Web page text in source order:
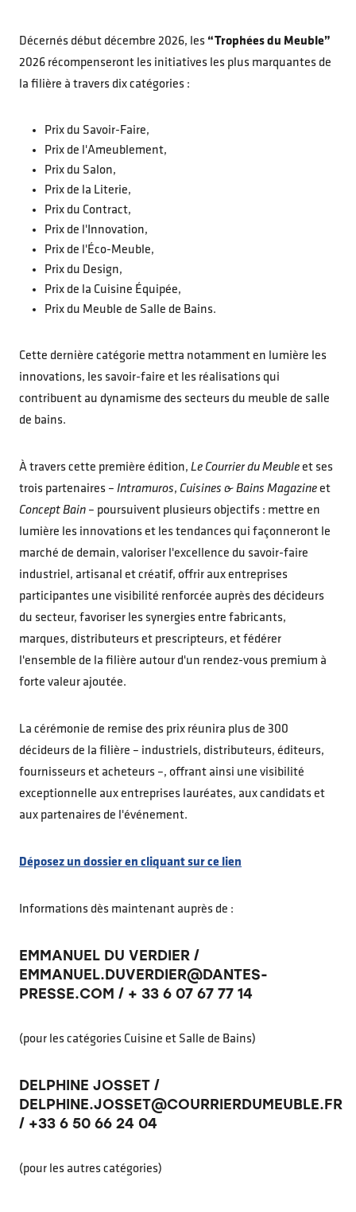
Décernés début décembre 2026, les “Trophées du Meuble”
2026 récompenseront les initiatives les plus marquantes de
la filière à travers dix catégories :
Prix du Savoir-Faire,
Prix de l'Ameublement,
Prix du Salon,
Prix de la Literie,
Prix du Contract,
Prix de l'Innovation,
Prix de l'Éco-Meuble,
Prix du Design,
Prix de la Cuisine Équipée,
Prix du Meuble de Salle de Bains.
Cette dernière catégorie mettra notamment en lumière les
innovations, les savoir-faire et les réalisations qui
contribuent au dynamisme des secteurs du meuble de salle
de bains.
À travers cette première édition, Le Courrier du Meubleet ses
trois partenaires – Intramuros, Cuisines & Bains Magazineet
Concept Bain – poursuivent plusieurs objectifs : mettre en
lumière les innovations et les tendances qui façonneront le
marché de demain, valoriser l'excellence du savoir-faire
industriel, artisanal et créatif, offrir aux entreprises
participantes une visibilité renforcée auprès des décideurs
du secteur, favoriser les synergies entre fabricants,
marques, distributeurs et prescripteurs, et fédérer
l'ensemble de la filière autour d'un rendez-vous premium à
forte valeur ajoutée.
La cérémonie de remise des prix réunira plus de 300
décideurs de la filière – industriels, distributeurs, éditeurs,
fournisseurs et acheteurs –, offrant ainsi une visibilité
exceptionnelle aux entreprises lauréates, aux candidats et
aux partenaires de l'événement.
Déposez un dossier en cliquant sur ce lien
Informations dès maintenant auprès de :
EMMANUEL DU VERDIER /
EMMANUEL.DUVERDIER@DANTES-
PRESSE.COM / + 33 6 07 67 77 14
(pour les catégories Cuisine et Salle de Bains)
DELPHINE JOSSET /
DELPHINE.JOSSET@COURRIERDUMEUBLE.FR
/ +33 6 50 66 24 04
(pour les autres catégories)